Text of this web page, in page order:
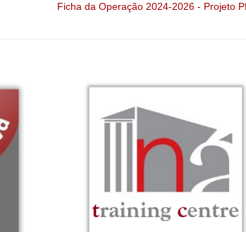
Ficha da Operação 2024-2026 - Projeto